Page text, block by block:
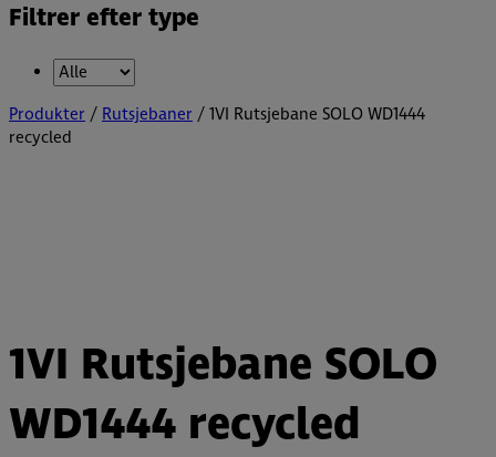
Filtrer efter type
Produkter/Rutsjebaner/ 1VI Rutsjebane SOLO WD1444
recycled
1VI Rutsjebane SOLO
WD1444 recycled